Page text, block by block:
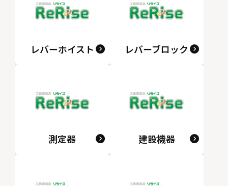
レバーホイスト レバーブロック
測定器 建設機器